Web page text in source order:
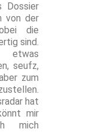
Dossier
von der
die
sind.
seufz,
zum
hat
mir
mich